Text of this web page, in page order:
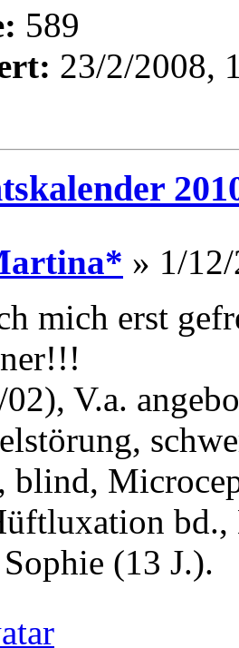
589
23/2/2008,
» 1/
mich erst
V.a.
blind,
bd.,
(13 J.).